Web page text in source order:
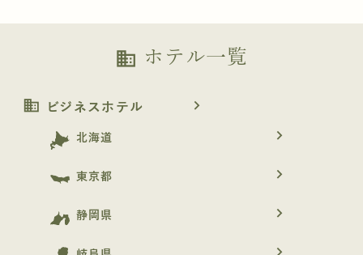
business ホテル一覧
business ビジネスホテル navigate_next
北海道 navigate_next
東京都 navigate_next
静岡県 navigate_next